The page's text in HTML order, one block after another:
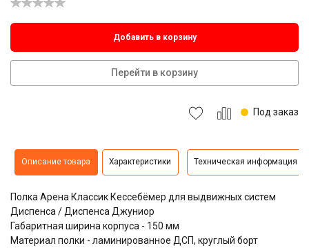
Добавить в корзину
Перейти в корзину
Под заказ
Описание товара Характеристики Техническая информация
Полка Арена Классик Кессебёмер для выдвижных систем
Диспенса / Диспенса Джуниор
Габаритная ширина корпуса - 150 мм
Материал полки - ламинированное ДСП, круглый борт